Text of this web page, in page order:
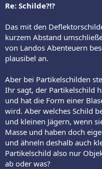
Re: Schilde?!?
Das mit den
kurzem Abstand
von Landos Abenteuern
plausibel an.
Aber bei Partikelschilden
Ihr sagt, der Partikelschild
und hat die Form einer
wird. Aber welches Schild
und kleinen Jägern, wenn
Masse und haben doch
und ähneln deshalb auch
Partikelschild also nur
ab oder was?